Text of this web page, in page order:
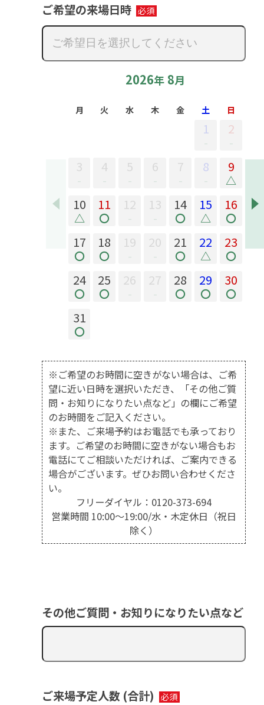
ご希望の来場日時
2026年 8月
月 火 水 木 金 土 日
1
-
2
-
3
-
4
-
5
-
6
-
7
-
8
-
9
△
10
△
11
〇
12
-
13
-
14
〇
15
△
16
〇
17
〇
18
〇
19
-
20
-
21
〇
22
△
23
〇
24
〇
25
〇
26
-
27
-
28
〇
29
〇
30
〇
31
〇
※ご希望のお時間に空きがない場合は、ご希
望に近い日時を選択いただき、「その他ご質
問・お知りになりたい点など」の欄にご希望
のお時間をご記入ください。
※また、ご来場予約はお電話でも承っており
ます。ご希望のお時間に空きがない場合もお
電話にてご相談いただければ、ご案内できる
場合がございます。ぜひお問い合わせくださ
い。
フリーダイヤル： 0120-373-694
営業時間 10:00～19:00/水・木定休日（祝日
除く）
その他ご質問・お知りになりたい点など
ご来場予定人数 (合計)